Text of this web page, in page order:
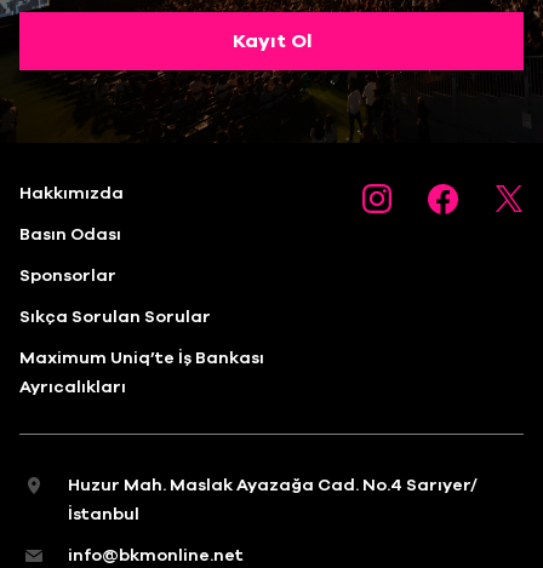
Kayıt Ol
Hakkımızda
Basın Odası
Sponsorlar
Sıkça Sorulan Sorular
Maximum Uniq’te İş Bankası
Ayrıcalıkları
Huzur Mah. Maslak Ayazağa Cad. No.4 Sarıyer/
İstanbul
info@bkmonline.net